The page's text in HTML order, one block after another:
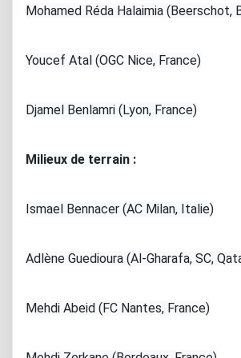
Mohamed Réda Halaimia (Beerschot,
Youcef Atal (OGC Nice, France)
Djamel Benlamri (Lyon, France)
Milieux de terrain :
Ismael Bennacer (AC Milan, Italie)
Adlène Guedioura (Al-Gharafa, SC,
Mehdi Abeid (FC Nantes, France)